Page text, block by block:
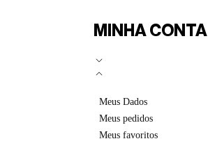
MINHA CONTA
Meus Dados
Meus pedidos
Meus favoritos